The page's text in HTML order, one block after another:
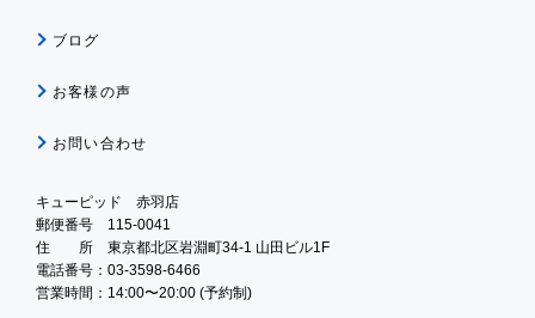
ブログ
お客様の声
お問い合わせ
キューピッド 赤羽店
郵便番号 115-0041
住 所 東京都北区岩淵町34-1 山田ビル1F
電話番号：03-3598-6466
営業時間：14:00〜20:00 (予約制)